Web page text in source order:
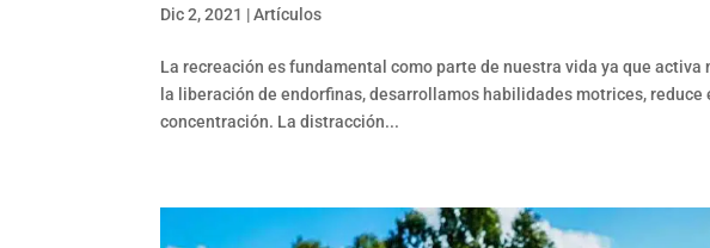
Dic 2, 2021 |Artículos
La recreación es fundamental como parte de nuestra vida ya que
la liberación de endorfinas, desarrollamos habilidades motrices,
concentración. La distracción...